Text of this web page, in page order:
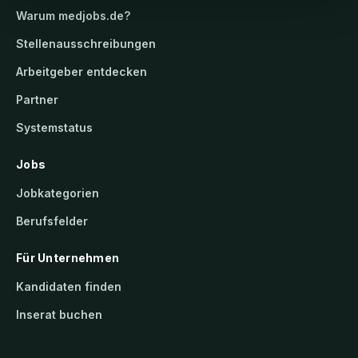
Warum medjobs.de?
Stellenausschreibungen
Arbeitgeber entdecken
Partner
Systemstatus
Jobs
Jobkategorien
Berufsfelder
Für Unternehmen
Kandidaten finden
Inserat buchen